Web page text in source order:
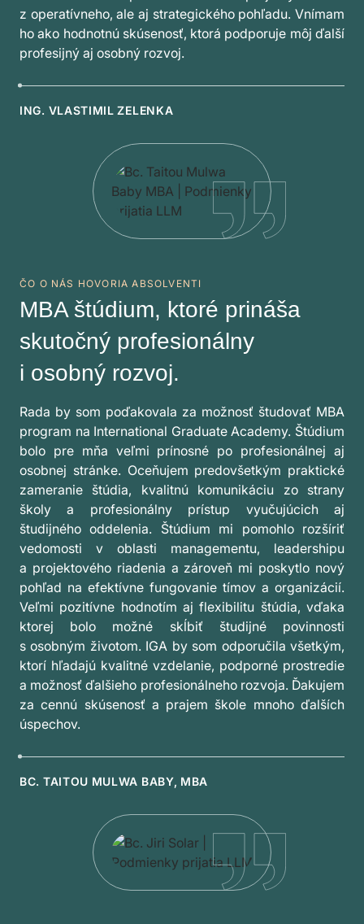
z operatívneho, ale aj strategického pohľadu. Vnímam
ho ako hodnotnú skúsenosť, ktorá podporuje môj ďalší
profesijný aj osobný rozvoj.
ING. VLASTIMIL ZELENKA
ČO O NÁS HOVORIA ABSOLVENTI
MBA štúdium, ktoré prináša
skutočný profesionálny
i osobný rozvoj.
Rada by som poďakovala za možnosť študovať MBA
program na International Graduate Academy. Štúdium
bolo pre mňa veľmi prínosné po profesionálnej aj
osobnej stránke. Oceňujem predovšetkým praktické
zameranie štúdia, kvalitnú komunikáciu zo strany
školy a profesionálny prístup vyučujúcich aj
študijného oddelenia. Štúdium mi pomohlo rozšíriť
vedomosti v oblasti managementu, leadershipu
a projektového riadenia a zároveň mi poskytlo nový
pohľad na efektívne fungovanie tímov a organizácií.
Veľmi pozitívne hodnotím aj flexibilitu štúdia, vďaka
ktorej bolo možné skĺbiť študijné povinnosti
s osobným životom. IGA by som odporučila všetkým,
ktorí hľadajú kvalitné vzdelanie, podporné prostredie
a možnosť ďalšieho profesionálneho rozvoja. Ďakujem
za cennú skúsenosť a prajem škole mnoho ďalších
úspechov.
BC. TAITOU MULWA BABY, MBA